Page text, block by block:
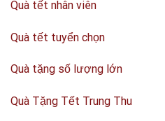
Quà tết nhân viên
Quà tết tuyển chọn
Quà tặng số lượng lớn
Quà Tặng Tết Trung Thu